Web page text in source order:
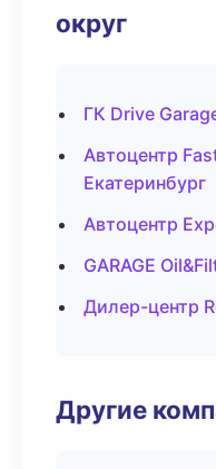
округ
ГК Drive
Автоцентр
Екатеринбург
Автоцентр
GARAGE
Дилер-центр
Другие